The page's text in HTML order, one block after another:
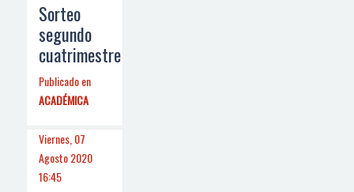
Sorteo
segundo
cuatrimestre
Publicado en
ACADÉMICA
Viernes, 07
Agosto 2020
16:45